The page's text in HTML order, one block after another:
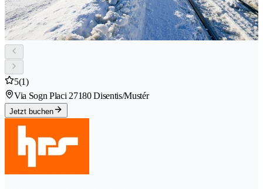
5(1)
Via Sogn Placi 27180 Disentis/Mustér
Jetzt buchen